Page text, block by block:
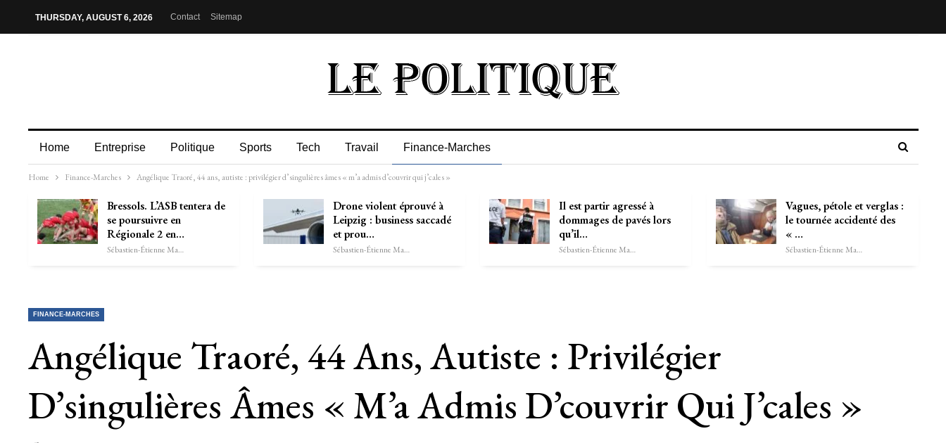
THURSDAY, AUGUST 6, 2026 Contact Sitemap
Home Entreprise Politique Sports Tech Travail Finance-Marches
Home Finance-Marches Angélique Traoré, 44 ans, autiste : privilégier d’singulières âmes « m’a admis d’couvrir qui j’cales »
Bressols. L’ASB tentera de
se poursuivre en
Régionale 2 en…
Sébastien-Étienne Marechal
Drone violent éprouvé à
Leipzig : business saccadé
et prou…
Sébastien-Étienne Marechal
Il est partir agressé à
dommages de pavés lors
qu’il…
Sébastien-Étienne Marechal
Vagues, pétole et verglas :
le tournée accidenté des
« …
Sébastien-Étienne Marechal
FINANCE-MARCHES
Angélique Traoré, 44 Ans, Autiste : Privilégier
D’singulières Âmes « M’a Admis D’couvrir Qui J’cales »